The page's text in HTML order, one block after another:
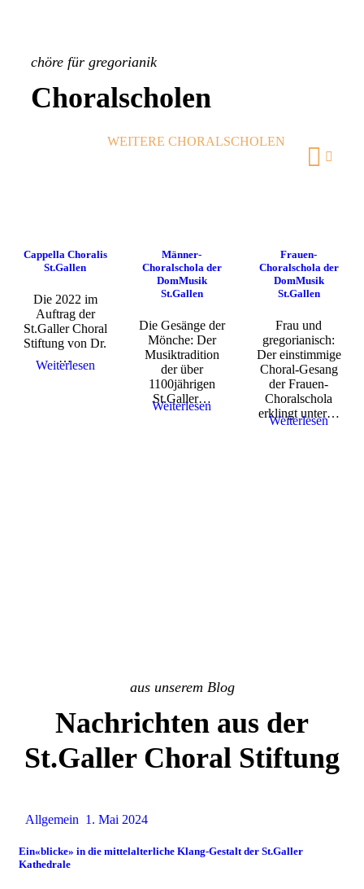
chöre für gregorianik
Choralscholen
WEITERE CHORALSCHOLEN
Cappella Choralis
St.Gallen
Die 2022 im
Auftrag der
St.Galler Choral
Stiftung von Dr.
…
Weiterlesen
Männer-
Choralschola der
DomMusik
St.Gallen
Die Gesänge der
Mönche: Der
Musiktradition
der über
1100jährigen
St.Galler…
Weiterlesen
Frauen-
Choralschola der
DomMusik
St.Gallen
Frau und
gregorianisch:
Der einstimmige
Choral-Gesang
der Frauen-
Choralschola
erklingt unter…
Weiterlesen
aus unserem Blog
Nachrichten aus der
St.Galler Choral Stiftung
Allgemein 1. Mai 2024
Ein«blicke» in die mittelalterliche Klang-Gestalt der St.Galler
Kathedrale